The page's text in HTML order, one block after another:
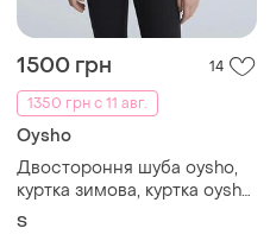
1500 грн
14
1350 грн с 11 авг.
Oysho
Двостороння шуба oysho,
куртка зимова, куртка oysho,
штучне хутро, пуховік,
S